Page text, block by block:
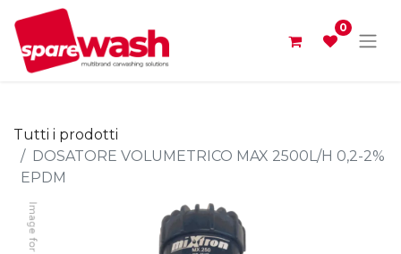
0
Tutti i prodotti
DOSATORE VOLUMETRICO MAX 2500L/H 0,2-2%
EPDM